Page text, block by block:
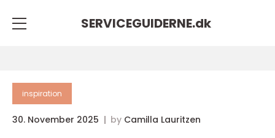
SERVICEGUIDERNE.dk
inspiration
30. November 2025 by Camilla Lauritzen